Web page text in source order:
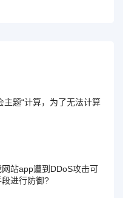
主题“计算，为了无法计算
站app遭到DDoS攻击可
进行防御?